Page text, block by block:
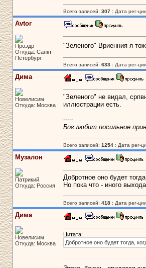
Всего записей: 307: Дата рег-
Avtor
Проэдр
Откуда: Санкт-
Петербург
"Зеленого" Вриенния я
Всего записей: 633: Дата рег-
Дима
Новелисим
Откуда: Москва
"Зеленого" не видал,
иллюстрации есть.
-----
Бог любит посильное
Всего записей: 1254: Дата рег-
Музалон
Патрикий
Откуда: Россия
Добротное оно будет
Но пока что - иного
Всего записей: 418: Дата рег-
Дима
Новелисим
Откуда: Москва
Цитата:
Добротное оно будет тогда,